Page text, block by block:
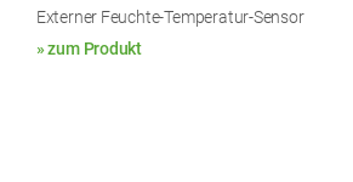
Externer Feuchte-Temperatur-Sensor
» zum Produkt